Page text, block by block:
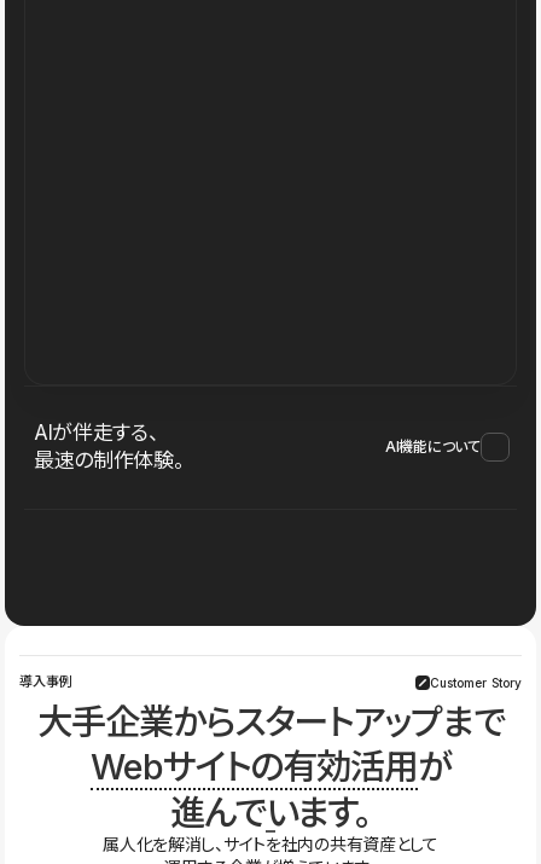
AIが伴走する、
最速の制作体験。
AI機能について
導入事例 Customer Story
大手企業からスタートアップまで
Webサイトの有効活用が
進んでいます。
属人化を解消し、サイトを社内の共有資産として